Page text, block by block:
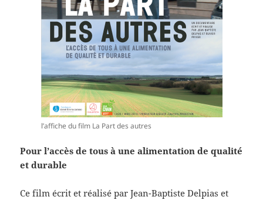
l’affiche du film La Part des autres
Pour l’accès de tous à une alimentation de qualité
et durable
Ce film écrit et réalisé par Jean-Baptiste Delpias et